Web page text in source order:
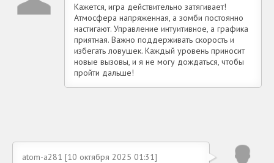
Кажется, игра действительно затягивает!
Атмосфера напряженная, а зомби постоянно
настигают. Управление интуитивное, а графика
приятная. Важно поддерживать скорость и
избегать ловушек. Каждый уровень приносит
новые вызовы, и я не могу дождаться, чтобы
пройти дальше!
atom-a281 [10 октября 2025 01:31]